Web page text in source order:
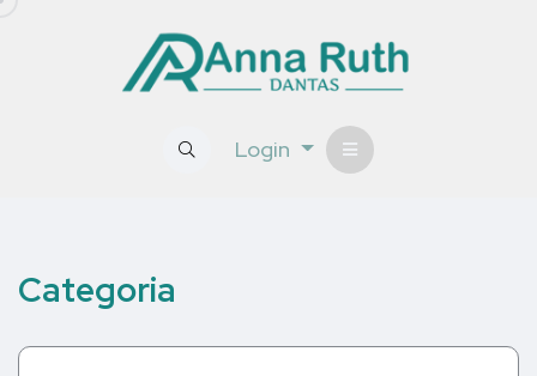
Login
Categoria